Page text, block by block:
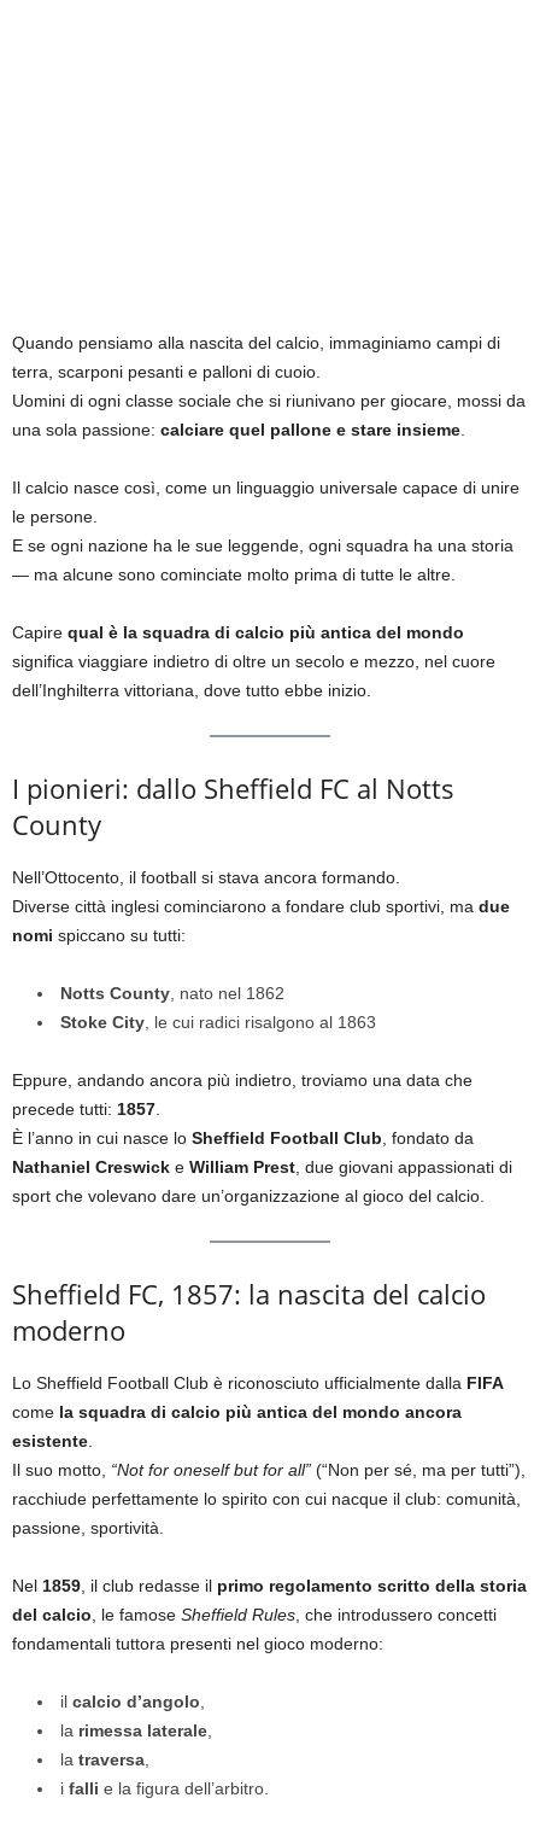
Quando pensiamo alla nascita del calcio, immaginiamo campi di
terra, scarponi pesanti e palloni di cuoio.
Uomini di ogni classe sociale che si riunivano per giocare, mossi da
una sola passione: calciare quel pallone e stare insieme
Il calcio nasce così, come un linguaggio universale capace di unire
le persone.
E se ogni nazione ha le sue leggende, ogni squadra ha una storia
— ma alcune sono cominciate molto prima di tutte le altre.
Capire qual è la squadra di calcio più antica del mondo
significa viaggiare indietro di oltre un secolo e mezzo, nel cuore
dell’Inghilterra vittoriana, dove tutto ebbe inizio.
I pionieri: dallo Sheffield FC al Notts
County
Nell’Ottocento, il football si stava ancora formando.
Diverse città inglesi cominciarono a fondare club sportivi, ma due
nomi spiccano su tutti:
Notts County , nato nel 1862
Stoke City , le cui radici risalgono al 1863
Eppure, andando ancora più indietro, troviamo una data che
precede tutti: 1857
È l’anno in cui nasce lo Sheffield Football Club , fondato da
Nathaniel Creswick e William Prest , due giovani appassionati di
sport che volevano dare un’organizzazione al gioco del calcio.
Sheffield FC, 1857: la nascita del calcio
moderno
Lo Sheffield Football Club è riconosciuto ufficialmente dalla FIFA
come la squadra di calcio più antica del mondo ancora
esistente
Il suo motto, “Not for oneself but for all” (“Non per sé, ma per tutti”),
racchiude perfettamente lo spirito con cui nacque il club: comunità,
passione, sportività.
Nel 1859 , il club redasse il primo regolamento scritto della storia
del calcio , le famose Sheffield Rules , che introdussero concetti
fondamentali tuttora presenti nel gioco moderno:
il calcio d’angolo
la rimessa laterale
la traversa
i falli e la figura dell’arbitro.